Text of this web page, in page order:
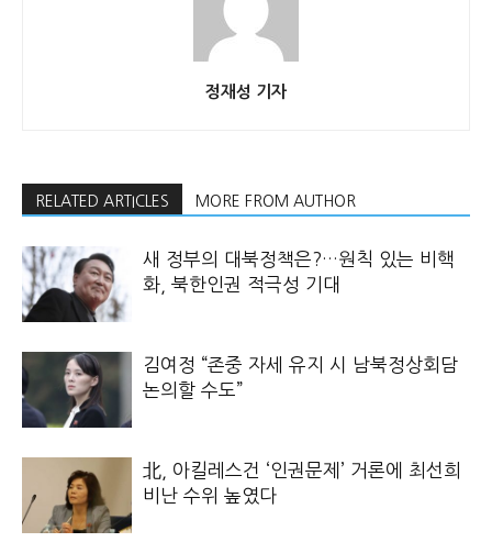
정재성 기자
RELATED ARTICLES MORE FROM AUTHOR
새 정부의 대북정책은?…원칙 있는 비핵
화, 북한인권 적극성 기대
김여정 “존중 자세 유지 시 남북정상회담
논의할 수도”
北, 아킬레스건 ‘인권문제’ 거론에 최선희
비난 수위 높였다